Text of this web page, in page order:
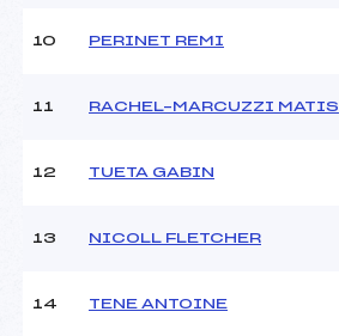
10 PERINET REMI
11 RACHEL–MARCUZZI MATIS
12 TUETA GABIN
13 NICOLL FLETCHER
14 TENE ANTOINE